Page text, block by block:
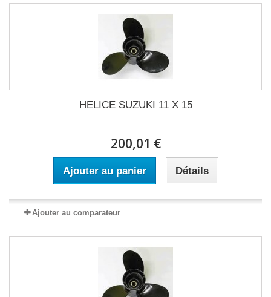
HELICE SUZUKI 11 X 15
200,01 €
Ajouter au panier Détails
Ajouter au comparateur